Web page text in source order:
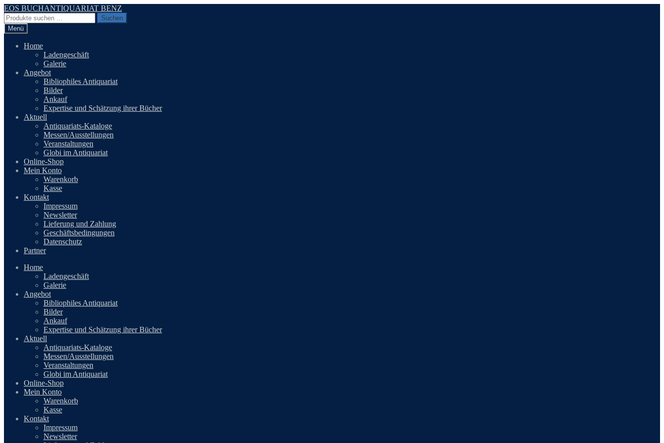
Zur
Navigation
springen
Zum
Inhalt
springen
EOS BUCHANTIQUARIAT BENZ
Suchen
nach:
Suchen
Menü
Home
Ladengeschäft
Galerie
Angebot
Bibliophiles Antiquariat
Bilder
Ankauf
Expertise und Schätzung ihrer Bücher
Aktuell
Antiquariats-Kataloge
Messen/Ausstellungen
Veranstaltungen
Globi im Antiquariat
Online-Shop
Mein Konto
Warenkorb
Kasse
Kontakt
Impressum
Newsletter
Lieferung und Zahlung
Geschäftsbedingungen
Datenschutz
Partner
Home
Ladengeschäft
Galerie
Angebot
Bibliophiles Antiquariat
Bilder
Ankauf
Expertise und Schätzung ihrer Bücher
Aktuell
Antiquariats-Kataloge
Messen/Ausstellungen
Veranstaltungen
Globi im Antiquariat
Online-Shop
Mein Konto
Warenkorb
Kasse
Kontakt
Impressum
Newsletter